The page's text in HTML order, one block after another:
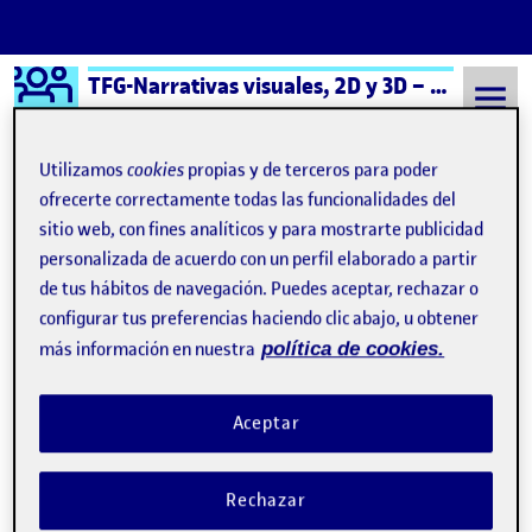
Saltar al contenido
Logo Ágora TFG-Narrativas visuales, 2D y 3D – Aula 1
Semestre 20232 - Aula 1 16 Junio, 2024
16 Junio, 2024
Acheron Quest
Publicado por
Jose Soler Martinez
Fecha de publicación16 junio, 2024 12:01 pm
-comentario
Proyecto TFG «Acheron Quest» Introducción El increíble
desarrollo y proliferación de videojuegos en los últimos años ha
llevado a esta industria del entretenimiento ha desarrollar unas
mecánicas de producción y desarrollo muy cercanas a las de las
Utilizamoscookies propias y de terceros para poder
ofrecerte correctamente todas las funcionalidades del
sitio web, con fines analíticos y para mostrarte publicidad
personalizada de acuerdo con un perfil elaborado a partir
de tus hábitos de navegación. Puedes aceptar, rechazar o
configurar tus preferencias haciendo clic abajo, u obtener
más información en nuestra política de cookies.
Rechazar
Aceptar